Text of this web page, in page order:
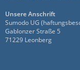
Unsere Anschrift
Sumodo UG
Gablonzer Straße 5
71229 Leonberg